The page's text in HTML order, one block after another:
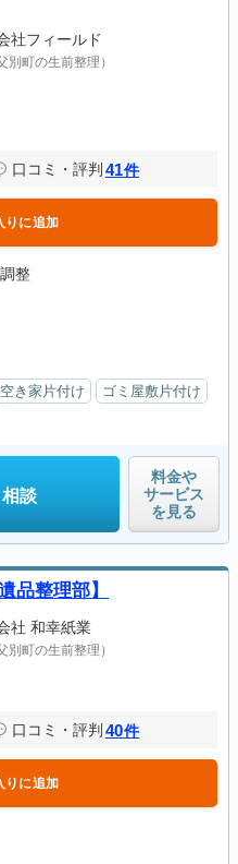
社フィールド
別町の生前整理）
口コミ・評判 41件
りに追加
整
空き家片付け
ゴミ屋敷片付け
談
料金や
サービス
を見る
品整理部】
社 和幸紙業
別町の生前整理）
口コミ・評判 40件
りに追加